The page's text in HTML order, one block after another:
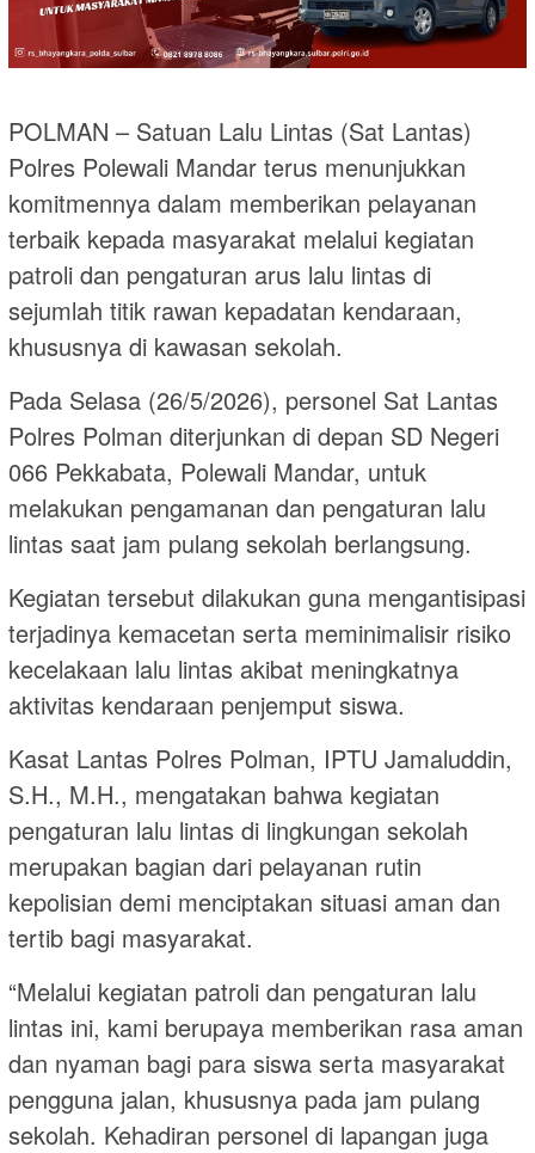
POLMAN – Satuan Lalu Lintas (Sat Lantas)
Polres Polewali Mandar terus menunjukkan
komitmennya dalam memberikan pelayanan
terbaik kepada masyarakat melalui kegiatan
patroli dan pengaturan arus lalu lintas di
sejumlah titik rawan kepadatan kendaraan,
khususnya di kawasan sekolah.
Pada Selasa (26/5/2026), personel Sat Lantas
Polres Polman diterjunkan di depan SD Negeri
066 Pekkabata, Polewali Mandar, untuk
melakukan pengamanan dan pengaturan lalu
lintas saat jam pulang sekolah berlangsung.
Kegiatan tersebut dilakukan guna mengantisipasi
terjadinya kemacetan serta meminimalisir risiko
kecelakaan lalu lintas akibat meningkatnya
aktivitas kendaraan penjemput siswa.
Kasat Lantas Polres Polman, IPTU Jamaluddin,
S.H., M.H., mengatakan bahwa kegiatan
pengaturan lalu lintas di lingkungan sekolah
merupakan bagian dari pelayanan rutin
kepolisian demi menciptakan situasi aman dan
tertib bagi masyarakat.
“Melalui kegiatan patroli dan pengaturan lalu
lintas ini, kami berupaya memberikan rasa aman
dan nyaman bagi para siswa serta masyarakat
pengguna jalan, khususnya pada jam pulang
sekolah. Kehadiran personel di lapangan juga